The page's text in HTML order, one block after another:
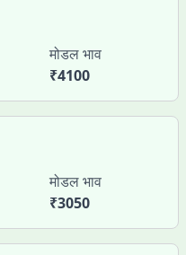
मोडल भाव
₹4100
मोडल भाव
₹3050